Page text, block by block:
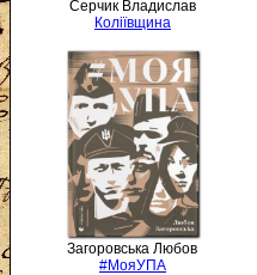
Серчик Владислав
Коліївщина
Загоровська Любов
#МояУПА